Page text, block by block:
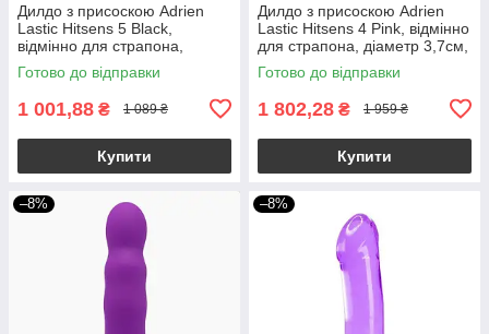
Дилдо з присоскою Adrien
Lastic Hitsens 5 Black,
відмінно для страпона,
діаметр 2,4 см, довжина
13см
Готово до відправки
1 001,88 ₴ 1 089 ₴
Купити
Дилдо з присоскою Adrien
Lastic Hitsens 4 Pink, відмінно
для страпона, діаметр 3,7см,
довжина 17,8см
Готово до відправки
1 802,28 ₴ 1 959 ₴
Купити
–8% –8%